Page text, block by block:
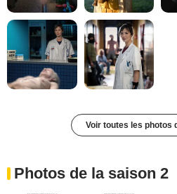
Voir toutes les photos
Photos de la saison 2